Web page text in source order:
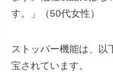
す。」（50代女性）
ストッパー機能は、以
宝されています。